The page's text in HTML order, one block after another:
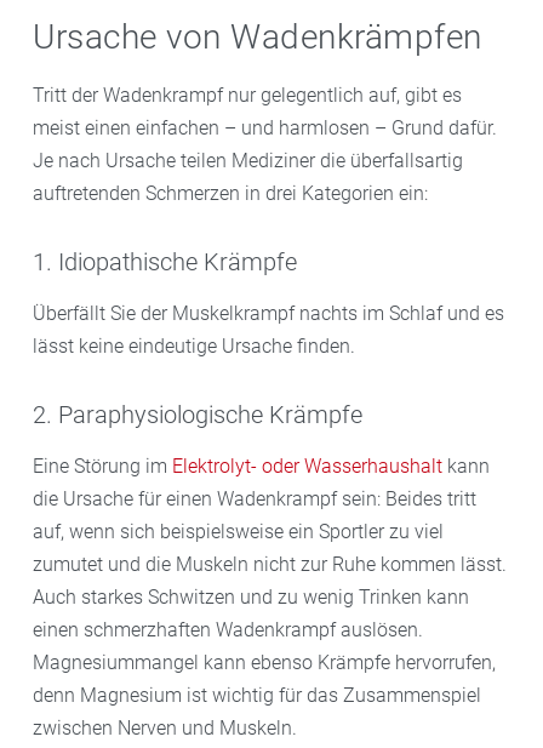
Ursache von Wadenkrämpfen
Tritt der Wadenkrampf nur gelegentlich auf, gibt es
meist einen einfachen – und harmlosen – Grund dafür.
Je nach Ursache teilen Mediziner die überfallsartig
auftretenden Schmerzen in drei Kategorien ein:
1. Idiopathische Krämpfe
Überfällt Sie der Muskelkrampf nachts im Schlaf und es
lässt keine eindeutige Ursache finden.
2. Paraphysiologische Krämpfe
Eine Störung im Elektrolyt- oder Wasserhaushalt kann
die Ursache für einen Wadenkrampf sein: Beides tritt
auf, wenn sich beispielsweise ein Sportler zu viel
zumutet und die Muskeln nicht zur Ruhe kommen lässt.
Auch starkes Schwitzen und zu wenig Trinken kann
einen schmerzhaften Wadenkrampf auslösen.
Magnesiummangel kann ebenso Krämpfe hervorrufen,
denn Magnesium ist wichtig für das Zusammenspiel
zwischen Nerven und Muskeln.